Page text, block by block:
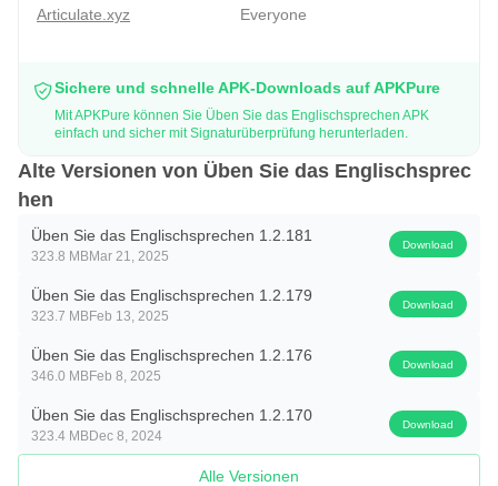
Articulate.xyz
Everyone
Sichere und schnelle APK-Downloads auf APKPure
Mit APKPure können Sie Üben Sie das Englischsprechen APK
einfach und sicher mit Signaturüberprüfung herunterladen.
Alte Versionen von Üben Sie das Englischsprec
hen
Üben Sie das Englischsprechen 1.2.181
323.8 MBMar 21, 2025
Download
Üben Sie das Englischsprechen 1.2.179
323.7 MBFeb 13, 2025
Download
Üben Sie das Englischsprechen 1.2.176
346.0 MBFeb 8, 2025
Download
Üben Sie das Englischsprechen 1.2.170
323.4 MBDec 8, 2024
Download
Alle Versionen